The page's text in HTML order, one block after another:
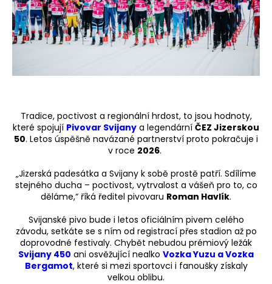
Tradice, poctivost a regionální hrdost, to jsou hodnoty,
které spojují Pivovar Svijany a legendární ČEZ Jizerskou
50. Letos úspěšně navázané partnerství proto pokračuje i
v roce 2026.
„Jizerská padesátka a Svijany k sobě prostě patří. Sdílíme
stejného ducha – poctivost, vytrvalost a vášeň pro to, co
děláme,“ říká ředitel pivovaru Roman Havlík.
Svijanské pivo bude i letos oficiálním pivem celého
závodu, setkáte se s ním od registrací přes stadion až po
doprovodné festivaly. Chybět nebudou prémiový ležák
Svijany 450 ani osvěžující nealko Vozka Yuzu a Vozka
Bergamot, které si mezi sportovci i fanoušky získaly
velkou oblibu.